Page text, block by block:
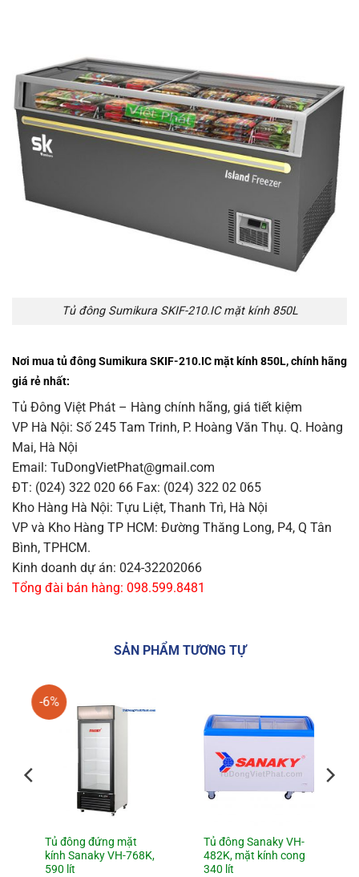
Tủ đông Sumikura SKIF-210.IC mặt kính 850L
Nơi mua tủ đông Sumikura SKIF-210.IC mặt kính 850L, chính hãng
giá rẻ nhất:
Tủ Đông Việt Phát – Hàng chính hãng, giá tiết kiệm
VP Hà Nội: Số 245 Tam Trinh, P. Hoàng Văn Thụ. Q. Hoàng
Mai, Hà Nội
Email: TuDongVietPhat@gmail.com
ĐT: (024) 322 020 66 Fax: (024) 322 02 065
Kho Hàng Hà Nội: Tựu Liệt, Thanh Trì, Hà Nội
VP và Kho Hàng TP HCM: Đường Thăng Long, P4, Q Tân
Bình, TPHCM.
Kinh doanh dự án: 024-32202066
Tổng đài bán hàng: 098.599.8481
SẢN PHẨM TƯƠNG TỰ
-6%
Tủ đông đứng mặt
kính Sanaky VH-768K,
590 lít
Tủ đông Sanaky VH-
482K, mặt kính cong
340 lít